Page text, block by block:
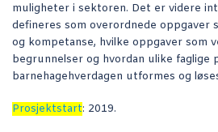
muligheter i sektoren. Det er videre
defineres som overordnede oppgaver
og kompetanse, hvilke oppgaver som
begrunnelser og hvordan ulike faglige
barnehagehverdagen utformes og
Prosjektstart: 2019.